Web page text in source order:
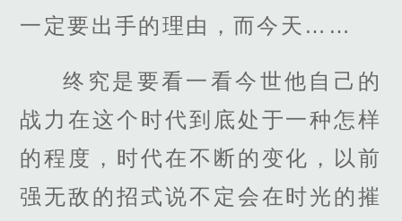
一定要出手的理由，而今天……
终究是要看一看今世他自己的
战力在这个时代到底处于一种怎样
的程度，时代在不断的变化，以前
强无敌的招式说不定会在时光的摧